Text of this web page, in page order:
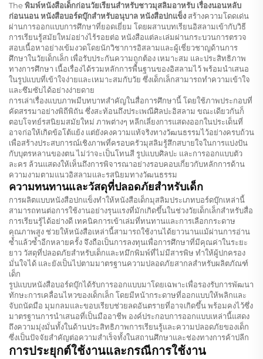
Theพิมพ์หนังสือเด็กก่อนวัยเรียนสำหรับชาวมุสลิมอาหรับ เรื่องนอนหลับ
ก่อนนอน หนังสือบอร์ดบุ๊กสำหรับอนุบาล หนังสือปกแข็ง สร้างความโดดเด่น
ผ่านการออกแบบการศึกษาที่ยอดเยี่ยม โดยผสานบทเรียนอิสลามเข้ากับวิธี
การเรียนรู้สมัยใหม่อย่างไร้รอยต่อ หนังสือแต่ละเล่มผ่านกระบวนการตรวจ
สอบเนื้อหาอย่างเข้มงวดโดยนักวิชาการอิสลามและผู้เชี่ยวชาญด้านการ
ศึกษาในวัยเด็กเล็ก เพื่อรับประกันความถูกต้อง เหมาะสม และประสิทธิภาพ
ทางการศึกษา เนื้อเรื่องได้รวมหลักการพื้นฐานของอิสลามไว้ พร้อมนำเสนอ
ในรูปแบบที่เข้าใจง่ายและเหมาะสมกับวัย ซึ่งเด็กเล็กสามารถทำความเข้าใจ
และซึมซับได้อย่างง่ายดาย
การเล่าเรื่องแบบภาพมีบทบาทสำคัญในสื่อการศึกษานี้ โดยใช้ภาพประกอบที่
คัดสรรมาอย่างพิถีพิถัน ซึ่งสะท้อนถึงประเพณีศิลปะอิสลาม ขณะเดียวกันก็
ตอบโจทย์รสนิยมสมัยใหม่ ภาพต่างๆ หลีกเลี่ยงการแสดงออกในประเด็นที่
อาจก่อให้เกิดข้อโต้แย้ง แต่ยังคงความแท้จริงทางวัฒนธรรมไว้อย่างครบถ้วน
เพื่อสร้างประสบการณ์เชิงภาพที่ครอบครัวมุสลิมรู้สึกสบายใจในการแบ่งปัน
กับบุตรหลานของตน ไม่ว่าจะเป็นโทนสี รูปแบบศิลปะ และการออกแบบตัว
ละคร ล้วนแสดงให้เห็นถึงการพิจารณาอย่างรอบคอบเกี่ยวกับหลักการด้าน
ความงามตามแนวอิสลามและรสนิยมทางวัฒนธรรม
ความทนทานและวัสดุที่ปลอดภัยสำหรับเด็ก
การผลิตแบบหนังสือปกแข็งทำให้หนังสือเด็กมุสลิมประเภทบอร์ดบุ๊กเหล่านี้
สามารถทนต่อการใช้งานอย่างรุนแรงที่มักเกิดขึ้นในช่วงวัยเด็กเล็กสำหรับสื่อ
การเรียนรู้ได้อย่างดี เทคนิคการเข้าเล่มที่ทนทานและการเลือกกระดาษ
คุณภาพสูง ช่วยให้หนังสือเหล่านี้สามารถใช้งานได้ยาวนานแม้ผ่านการอ่าน
ซ้ำแล้วซ้ำอีกหลายครั้ง จึงถือเป็นการลงทุนเพื่อการศึกษาที่มีคุณค่าในระยะ
ยาว วัสดุที่ปลอดภัยสำหรับเด็กและหมึกพิมพ์ที่ไม่มีสารพิษ ทำให้ผู้ปกครอง
มั่นใจได้ และยังเป็นไปตามมาตรฐานความปลอดภัยสากลสำหรับผลิตภัณฑ์
เด็ก
รูปแบบหนังสือบอร์ดบุ๊กได้รับการออกแบบมาโดยเฉพาะเพื่อรองรับการพัฒนา
ทักษะการเคลื่อนไหวของเด็กเล็ก โดยมีหน้ากระดาษที่ออกแบบให้พลิกและ
จับถนัดมือ มุมกลมและขอบเรียบช่วยลดอันตรายที่อาจเกิดขึ้น พร้อมคงไว้ซึ่ง
มาตรฐานการนำเสนอที่เป็นมืออาชีพ องค์ประกอบการออกแบบเหล่านี้แสดง
ถึงความมุ่งมั่นทั้งในด้านประสิทธิภาพการเรียนรู้และความปลอดภัยของเด็ก
ซึ่งเป็นปัจจัยสำคัญต่อความสำเร็จทั้งในสถานศึกษาและช่องทางการค้าปลีก
การประยุกต์ใช้งานและกรณีการใช้งาน